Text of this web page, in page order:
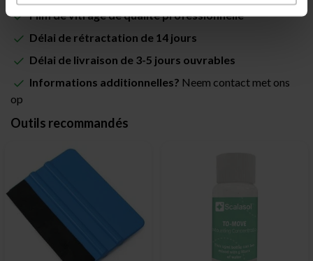
Film de vitrage de qualité professionnelle
Délai de rétractation de 14 jours
Délai de livraison de 3-5 jours ouvrables
Informations additionnelles? Neem contact met ons
op
Outils recommandés